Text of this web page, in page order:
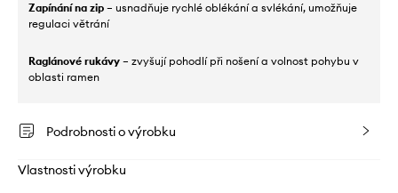
Zapínání na zip – usnadňuje rychlé oblékání a svlékání, umožňuje
regulaci větrání
Raglánové rukávy – zvyšují pohodlí při nošení a volnost pohybu v
oblasti ramen
Podrobnosti o výrobku
Vlastnosti výrobku